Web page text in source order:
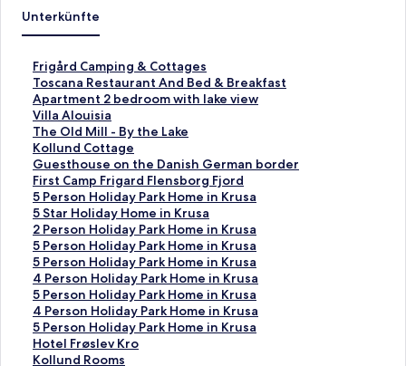
Unterkünfte
Frigård Camping & Cottages
L
i
n
k
,
d
e
r
d
i
e
f
o
l
g
e
n
d
e
Toscana Restaurant And Bed & Breakfast
L
i
n
k
,
d
e
r
d
i
e
f
o
l
g
e
n
d
Apartment 2 bedroom with lake view
L
i
n
k
,
d
e
r
d
i
e
f
o
l
g
e
n
Villa Alouisia
L
i
n
k
,
d
e
r
d
i
e
f
o
l
g
e
The Old Mill - By the Lake
L
i
n
k
,
d
e
r
d
i
e
f
o
l
g
Kollund Cottage
L
i
n
k
,
d
e
r
d
i
e
f
o
l
Guesthouse on the Danish German border
L
i
n
k
,
d
e
r
d
i
e
f
o
First Camp Frigard Flensborg Fjord
L
i
n
k
,
d
e
r
d
i
e
f
5 Person Holiday Park Home in Krusa
L
i
n
k
,
d
e
r
d
i
e
5 Star Holiday Home in Krusa
L
i
n
k
,
d
e
r
d
i
2 Person Holiday Park Home in Krusa
L
i
n
k
,
d
e
r
d
5 Person Holiday Park Home in Krusa
L
i
n
k
,
d
e
r
5 Person Holiday Park Home in Krusa
L
i
n
k
,
d
e
4 Person Holiday Park Home in Krusa
L
i
n
k
,
d
5 Person Holiday Park Home in Krusa
L
i
n
k
,
4 Person Holiday Park Home in Krusa
L
i
n
k
5 Person Holiday Park Home in Krusa
L
i
n
Hotel Frøslev Kro
L
iKollund Rooms
L